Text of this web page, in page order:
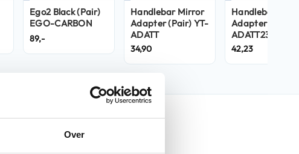
Over
Ego2 Black (Pair)
EGO-CARBON
89,-
Handlebar Mirror
Adapter (Pair) YT-
ADATT
34,90
Handlebar
Adapter (Pair)
ADATT23
42,23